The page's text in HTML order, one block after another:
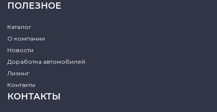
ПОЛЕЗНОЕ
Каталог
О компании
Новости
Доработка автомобилей
Лизинг
Контакты
КОНТАКТЫ